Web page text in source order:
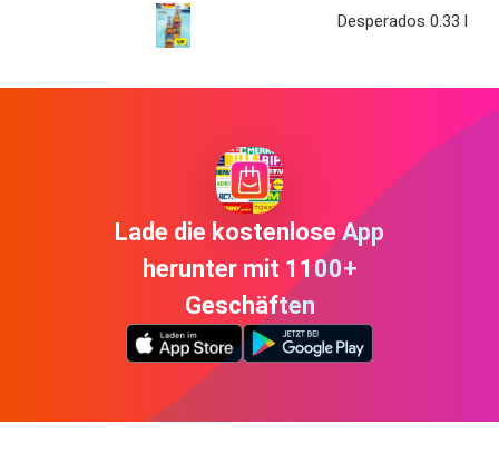
Desperados 0.33 l
Lade die kostenlose App
herunter mit 1100+
Geschäften